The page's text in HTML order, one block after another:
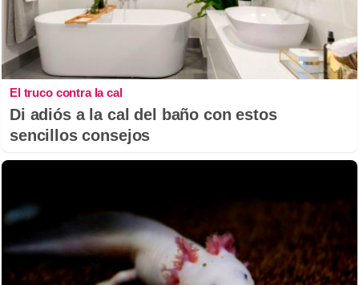
El truco contra la cal
Di adiós a la cal del baño con estos
sencillos consejos